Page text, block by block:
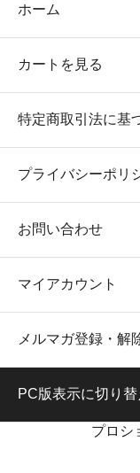
ホーム
カートを見る
特定商取引法に基
プライバシーポリ
お問い合わせ
マイアカウント
メルマガ登録・解
PC版表示に切り替
プロショ